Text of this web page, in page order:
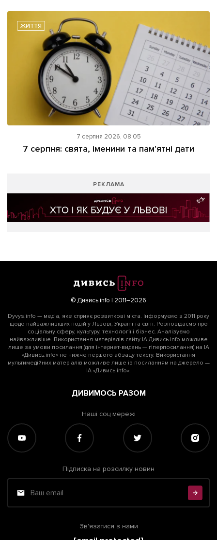
ЖИТТЯ
7 серпня 2026, 08:05
7 серпня: свята, іменини та пам'ятні дати
РЕКЛАМА
© Дивись.info | 2011–2026
Dyvys.info — медіа, яке сприяє розвиткові міста. Інформуємо з 2011 року
щодо найважливіших подій у Львові, Україні та світі. Розповідаємо про
соціальну сферу, культуру, технології і бізнес. Аналізуємо
найважливіше. Використання матеріалів сайту ІА Дивись.info можливе
лише за умови посилання (для інтернет-видань — гіперпосилання) на ІА
«Дивись.info» не нижче першого абзацу тексту. Використання
мультимедійних матеріалів можливе лише із посиланням на джерело —
ІА «Дивись.info».
ДИВИМОСЬ РАЗОМ
Наші соц мережі
Підписка на розсилку новин
Зв'язатися з нами